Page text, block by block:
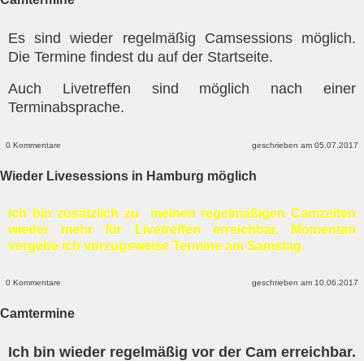
Es sind wieder regelmäßig Camsessions möglich.
Die Termine findest du auf der Startseite.
Auch Livetreffen sind möglich nach einer
Terminabsprache.
0 Kommentare geschrieben am 05.07.2017
Wieder Livesessions in Hamburg möglich
Ich bin zusätzlich zu meinen regelmäßigen Camzeiten
wieder mehr für Livetreffen erreichbar. Momentan
vergebe ich vorzugsweise Termine am Samstag.
0 Kommentare geschrieben am 10.06.2017
Camtermine
Ich bin wieder regelmäßig vor der Cam erreichbar.